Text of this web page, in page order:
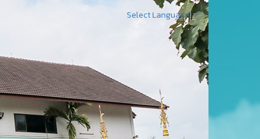
Select Language▼